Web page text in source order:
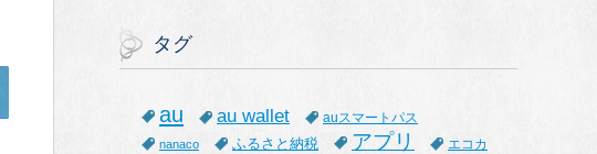
タグ
au au wallet auスマートパス
nanaco ふるさと納税 アプリ エコカ